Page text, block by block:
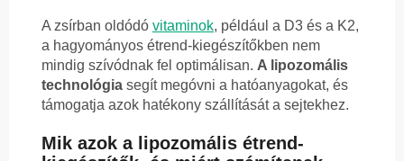
A zsírban oldódó vitaminok, például a D3 és a K2,
a hagyományos étrend-kiegészítőkben nem
mindig szívódnak fel optimálisan. A lipozomális
technológia segít megóvni a hatóanyagokat, és
támogatja azok hatékony szállítását a sejtekhez.
Mik azok a lipozomális étrend-